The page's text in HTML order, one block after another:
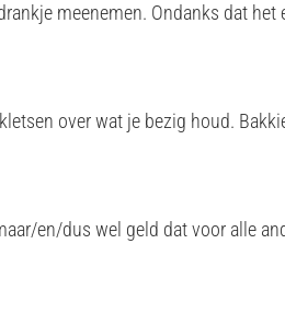
meenemen. Ondanks dat
over wat je bezig houd.
en/dus wel geld dat voor alle